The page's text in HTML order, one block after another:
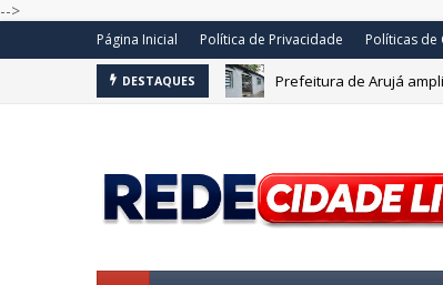
-->
Página Inicial Política de Privacidade Políticas de
DESTAQUES Prefeitura de Arujá